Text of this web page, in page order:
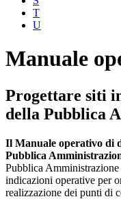
T
U
Manuale
Progettare siti
della Pubblica
Il Manuale operativo di
Pubblica
Pubblica
indicazioni operative per
realizzazione dei punti di